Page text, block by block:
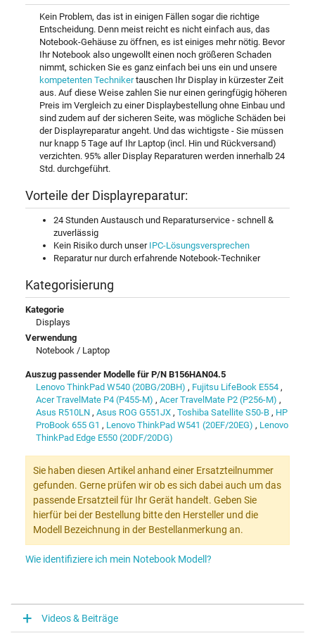
Kein Problem, das ist in einigen Fällen sogar die richtige
Entscheidung. Denn meist reicht es nicht einfach aus, das
Notebook-Gehäuse zu öffnen, es ist einiges mehr nötig. Bevor
Ihr Notebook also ungewollt einen noch größeren Schaden
nimmt, schicken Sie es ganz einfach bei uns ein und unsere
kompetenten Technikertauschen Ihr Display in kürzester Zeit
aus. Auf diese Weise zahlen Sie nur einen geringfügig höheren
Preis im Vergleich zu einer Displaybestellung ohne Einbau und
sind zudem auf der sicheren Seite, was mögliche Schäden bei
der Displayreparatur angeht. Und das wichtigste - Sie müssen
nur knapp 5 Tage auf Ihr Laptop (incl. Hin und Rückversand)
verzichten. 95% aller Display Reparaturen werden innerhalb 24
Std. durchgeführt.
Vorteile der Displayreparatur:
24 Stunden Austausch und Reparaturservice - schnell &
zuverlässig
Kein Risiko durch unser IPC-Lösungsversprechen
Reparatur nur durch erfahrende Notebook-Techniker
Kategorisierung
Kategorie
Displays
Verwendung
Notebook / Laptop
Auszug passender Modelle für P/N B156HAN04.5
Lenovo ThinkPad W540 (20BG/20BH) , Fujitsu LifeBook E554 ,
Acer TravelMate P4 (P455-M) , Acer TravelMate P2 (P256-M) ,
Asus R510LN , Asus ROG G551JX , Toshiba Satellite S50-B , HP
ProBook 655 G1 , Lenovo ThinkPad W541 (20EF/20EG) , Lenovo
ThinkPad Edge E550 (20DF/20DG)
Sie haben diesen Artikel anhand einer Ersatzteilnummer
gefunden. Gerne prüfen wir ob es sich dabei auch um das
passende Ersatzteil für Ihr Gerät handelt. Geben Sie
hierfür bei der Bestellung bitte den Hersteller und die
Modell Bezeichnung in der Bestellanmerkung an.
Wie identifiziere ich mein Notebook Modell?
Videos & Beiträge